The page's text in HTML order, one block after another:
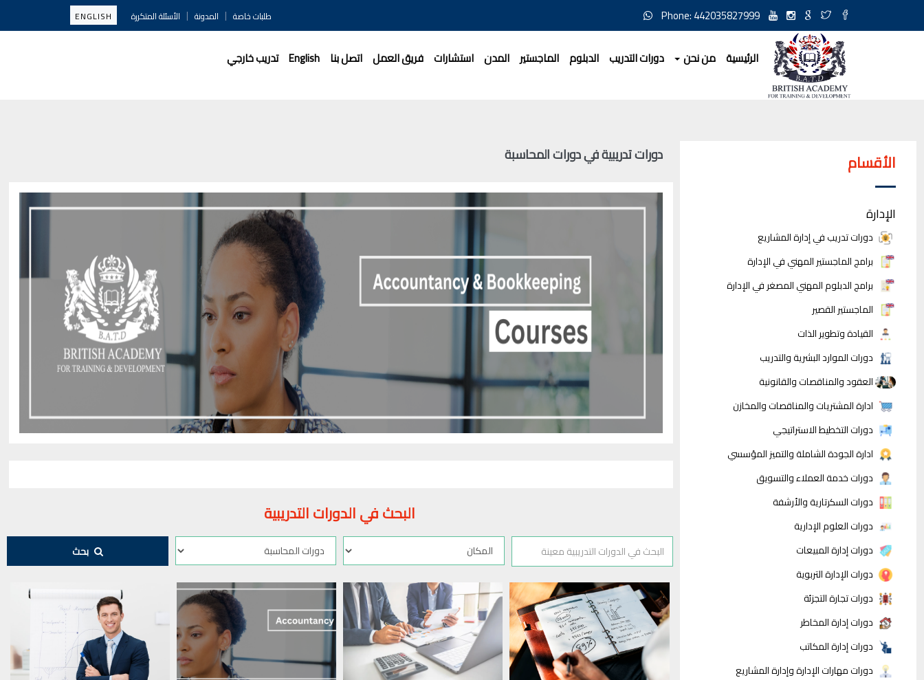
Phone: 442035827999 طلبات خاصة | المدونة | الأسئلة المتكررة ENGLISH
الرئيسية من نحن دورات التدريب الدبلوم الماجستير المدن استشارات فريق العمل اتصل بنا English تدريب خارجي
الأقسام
الإدارة
دورات تدريب في إدارة المشاريع
برامج الماجستير المهني في الإدارة
برامج الدبلوم المهني المصغر في الإدارة
الماجستير القصير
القيادة وتطوير الذات
دورات الموارد البشرية والتدريب
العقود والمناقصات والقانونية
ادارة المشتريات والمناقصات والمخازن
دورات التخطيط الاستراتيجي
ادارة الجودة الشاملة والتميز المؤسسي
دورات خدمة العملاء والتسويق
دورات السكرتارية والأرشفة
دورات العلوم الإدارية
دورات إدارة المبيعات
دورات الإدارة التربوية
دورات تجارة التجزئة
دورات إدارة المخاطر
دورات إدارة المكاتب
دورات مهارات الإدارة وإدارة المشاريع
دورات تدريبية في دورات المحاسبة
البحث في الدورات التدريبية
بحث